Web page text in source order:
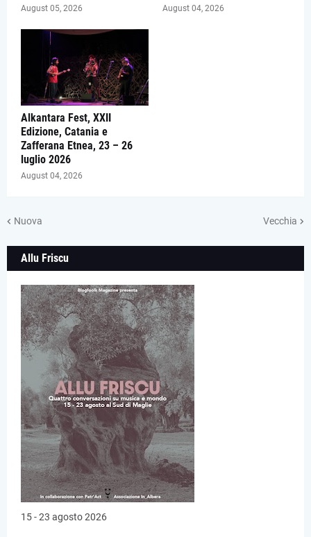
August 05, 2026 August 04, 2026
Alkantara Fest, XXII
Edizione, Catania e
Zafferana Etnea, 23 – 26
luglio 2026
August 04, 2026
Nuova Vecchia
Allu Friscu
15 - 23 agosto 2026